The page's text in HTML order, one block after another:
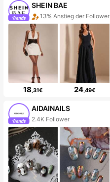
SHEIN BAE
13% Anstieg der Follower
18,31€ 24,49€
AIDAINAILS
2.4K Follower